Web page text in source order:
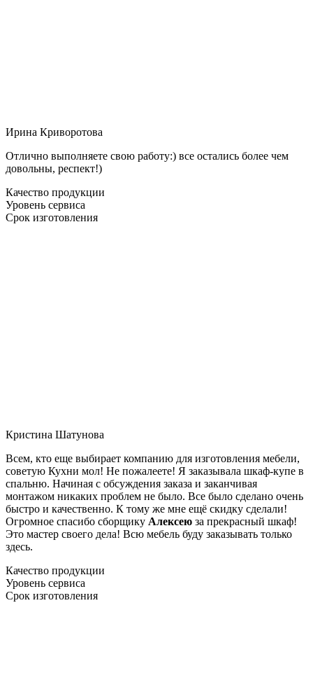
Ирина Криворотова
Отлично выполняете свою работу:) все остались более чем
довольны, респект!)
Качество продукции
Уровень сервиса
Срок изготовления
Кристина Шатунова
Всем, кто еще выбирает компанию для изготовления мебели,
советую Кухни мол! Не пожалеете! Я заказывала шкаф-купе в
спальню. Начиная с обсуждения заказа и заканчивая
монтажом никаких проблем не было. Все было сделано очень
быстро и качественно. К тому же мне ещё скидку сделали!
Огромное спасибо сборщику Алексею за прекрасный шкаф!
Это мастер своего дела! Всю мебель буду заказывать только
здесь.
Качество продукции
Уровень сервиса
Срок изготовления